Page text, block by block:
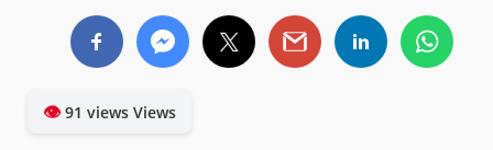
👁91 views Views